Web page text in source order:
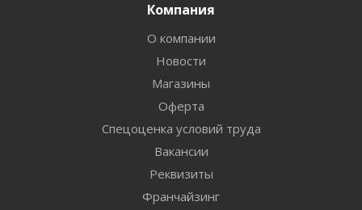
Компания
О компании
Новости
Магазины
Оферта
Спецоценка условий труда
Вакансии
Реквизиты
Франчайзинг